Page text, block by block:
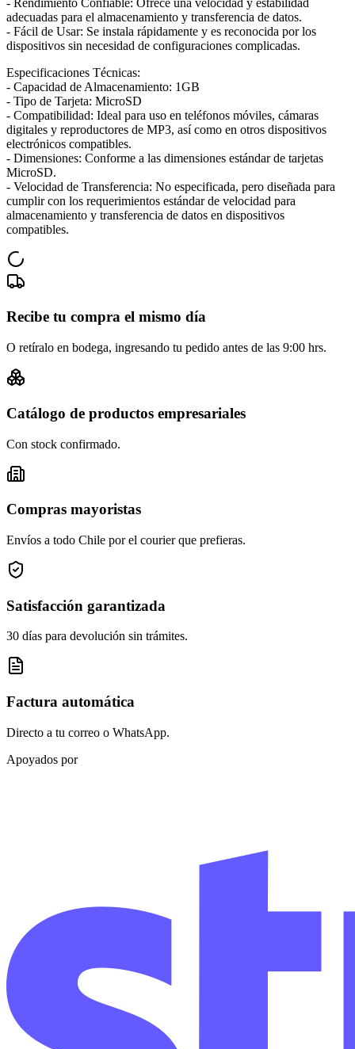
adecuadas para el almacenamiento y transferencia de datos.
- Fácil de Usar: Se instala rápidamente y es reconocida por los
dispositivos sin necesidad de configuraciones complicadas.
Especificaciones Técnicas:
- Capacidad de Almacenamiento: 1GB
- Tipo de Tarjeta: MicroSD
- Compatibilidad: Ideal para uso en teléfonos móviles, cámaras
digitales y reproductores de MP3, así como en otros dispositivos
electrónicos compatibles.
- Dimensiones: Conforme a las dimensiones estándar de tarjetas
MicroSD.
- Velocidad de Transferencia: No especificada, pero diseñada para
cumplir con los requerimientos estándar de velocidad para
almacenamiento y transferencia de datos en dispositivos
compatibles.
Recibe tu compra el mismo día
O retíralo en bodega, ingresando tu pedido antes de las 9:00 hrs.
Catálogo de productos empresariales
Con stock confirmado.
Compras mayoristas
Envíos a todo Chile por el courier que prefieras.
Satisfacción garantizada
30 días para devolución sin trámites.
Factura automática
Directo a tu correo o WhatsApp.
Apoyados por